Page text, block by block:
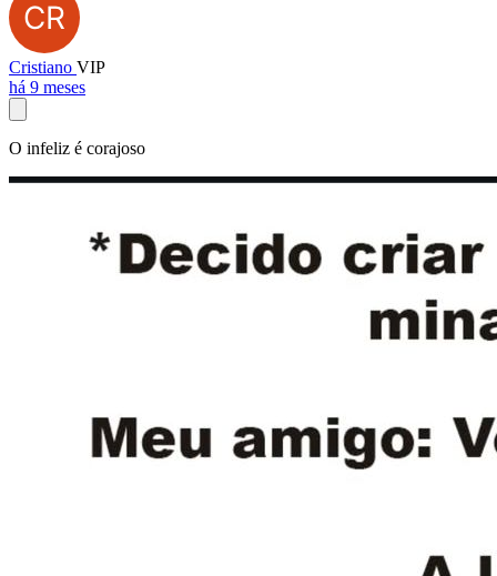
Cristiano VIP
há 9 meses
O infeliz é corajoso